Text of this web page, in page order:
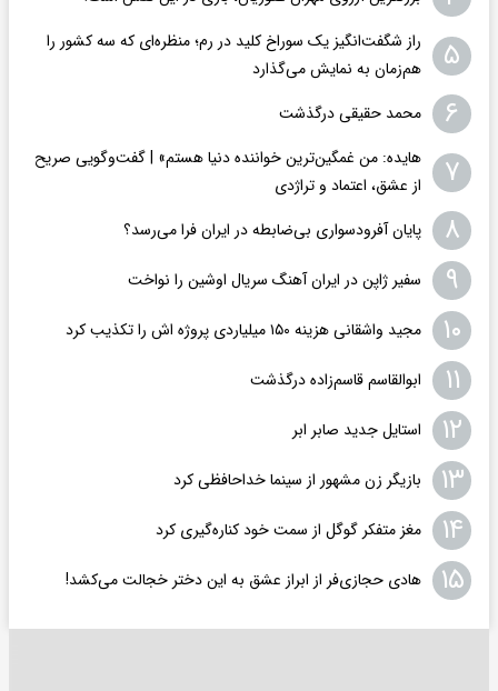
۵
راز شگفت‌انگیز یک سوراخ کلید در رم؛ منظره‌ای که سه کشور را
هم‌زمان به نمایش می‌گذارد
۶ محمد حقیقی درگذشت
۷
هایده: من غمگین‌ترین خواننده دنیا هستم» | گفت‌وگویی صریح
از عشق، اعتماد و تراژدی
۸ پایان آفرودسواری بی‌ضابطه در ایران فرا می‌رسد؟
۹ سفیر ژاپن در ایران آهنگ سریال اوشین را نواخت
۱۰ مجید واشقانی هزینه ۱۵۰ میلیاردی پروژه اش را تکذیب کرد
۱۱ ابوالقاسم قاسم‌زاده درگذشت
۱۲ استایل جدید صابر ابر
۱۳ بازیگر زن مشهور از سینما خداحافظی کرد
۱۴ مغز متفکر گوگل از سمت خود کناره‌گیری کرد
۱۵ هادی حجازی‌فر از ابراز عشق به این دختر خجالت می‌کشد!